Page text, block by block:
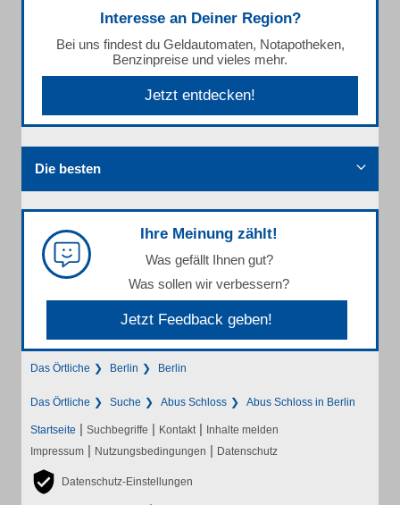
Interesse an Deiner Region?
Bei uns findest du Geldautomaten, Notapotheken,
Benzinpreise und vieles mehr.
Jetzt entdecken!
Die besten
Ihre Meinung zählt!
Was gefällt Ihnen gut?
Was sollen wir verbessern?
Jetzt Feedback geben!
Das Örtliche Berlin Berlin
Das Örtliche Suche Abus Schloss Abus Schloss in Berlin
Startseite | Suchbegriffe | Kontakt | Inhalte melden
Impressum | Nutzungsbedingungen | Datenschutz
Datenschutz-Einstellungen